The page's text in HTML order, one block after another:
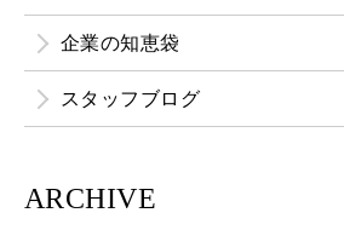
企業の知恵袋
スタッフブログ
ARCHIVE